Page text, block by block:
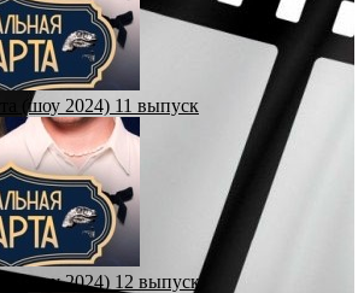
(шоу 2024) 11 выпуск
(шоу 2024) 12 выпуск